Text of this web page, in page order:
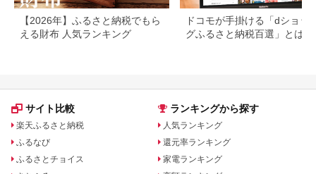
【2026年】ふるさと納税でもら
える財布 人気ランキング
ドコモが手掛ける「dショッ
グふるさと納税百選」とは？
サイト比較
楽天ふるさと納税
ふるなび
ふるさとチョイス
ランキングから探す
人気ランキング
還元率ランキング
家電ランキング